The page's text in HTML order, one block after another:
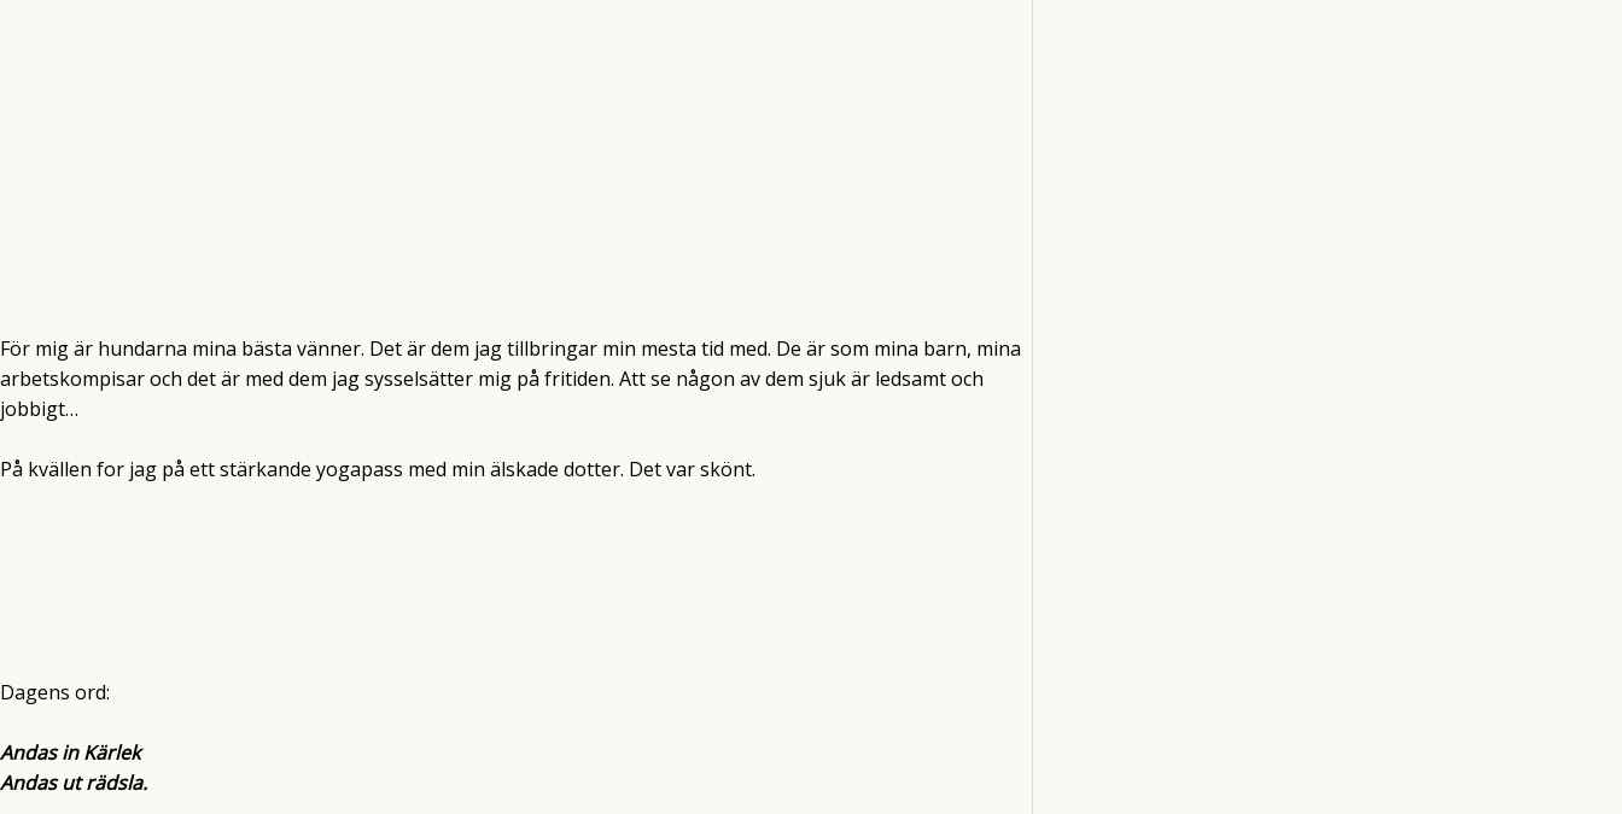
För mig är hundarna mina bästa vänner. Det är dem jag tillbringar min mesta tid med. De är som mina barn, mina
arbetskompisar och det är med dem jag sysselsätter mig på fritiden. Att se någon av dem sjuk är ledsamt och
jobbigt…
På kvällen for jag på ett stärkande yogapass med min älskade dotter. Det var skönt.
Dagens ord:
Andas in Kärlek
Andas ut rädsla.